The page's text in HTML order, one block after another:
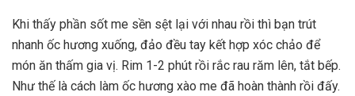
Khi thấy phần sốt me sền sệt lại với nhau rồi thì bạn trút
nhanh ốc hương xuống, đảo đều tay kết hợp xóc chảo để
món ăn thấm gia vị. Rim 1-2 phút rồi rắc rau răm lên, tắt bếp.
Như thế là cách làm ốc hương xào me đã hoàn thành rồi đấy.